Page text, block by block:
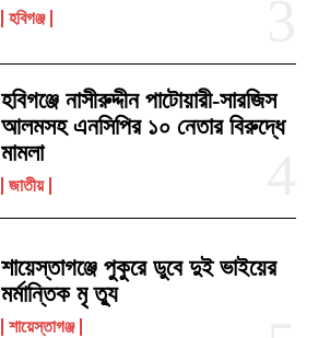
হবিগঞ্জ
হবিগঞ্জে নাসীরুদ্দীন পাটোয়ারী-সারজিস
আলমসহ এনসিপির ১০ নেতার বিরুদ্ধে
মামলা
জাতীয়
শায়েস্তাগঞ্জে পুকুরে ডুবে দুই ভাইয়ের
মর্মান্তিক মৃ ত্যু
শায়েস্তাগঞ্জ